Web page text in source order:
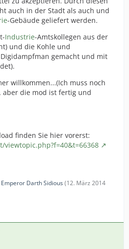
auch in der Stadt als auch und
-Gebäude geliefert werden.
Industrie-Amtskollegen aus der
und die Kohle und
gemacht und mit
willkommen...(Ich muss noch
aber die mod ist fertig und
finden Sie hier vorerst:
Emperor Darth Sidious(12. März 2014